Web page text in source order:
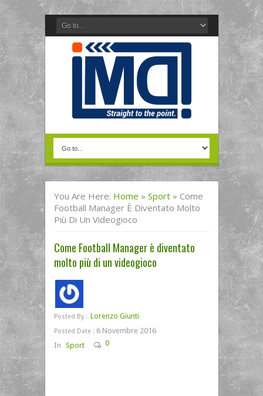
You Are Here: Home » Sport » Come
Football Manager È Diventato Molto
Più Di Un Videogioco
Come Football Manager è diventato
molto più di un videogioco
Posted By : Lorenzo Giunti
Posted Date : 6 Novembre 2016
In Sport 0